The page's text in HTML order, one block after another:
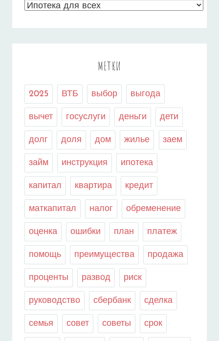
Рубрики
МЕТКИ
2025 ВТБ выбор выгода
вычет госуслуги деньги дети
долг доля дом жилье заем
займ инструкция ипотека
капитал квартира кредит
маткапитал налог обременение
оценка ошибки план платеж
помощь преимущества продажа
проценты развод риск
руководство сбербанк сделка
семья совет советы срок